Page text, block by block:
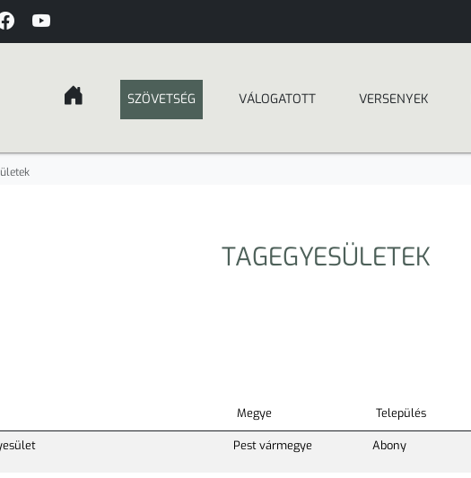
SZÖVETSÉG VÁLOGATOTT VERSENYEK
TAGEGYESÜLETEK
Megye Település
Pest vármegye Abony